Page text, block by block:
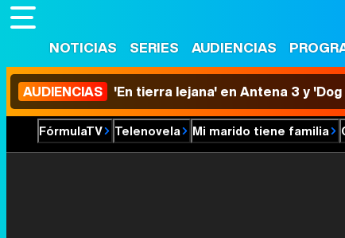
NOTICIAS SERIES AUDIENCIAS
AUDIENCIAS 'En tierra lejana' en Antena 3 y
FórmulaTV Telenovela Mi marido tiene familia